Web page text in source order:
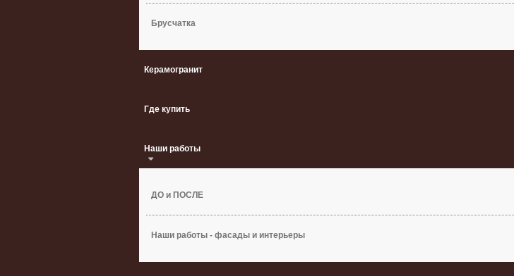
Брусчатка
Керамогранит
Где купить
Наши работы
ДО и ПОСЛЕ
Наши работы - фасады и интерьеры